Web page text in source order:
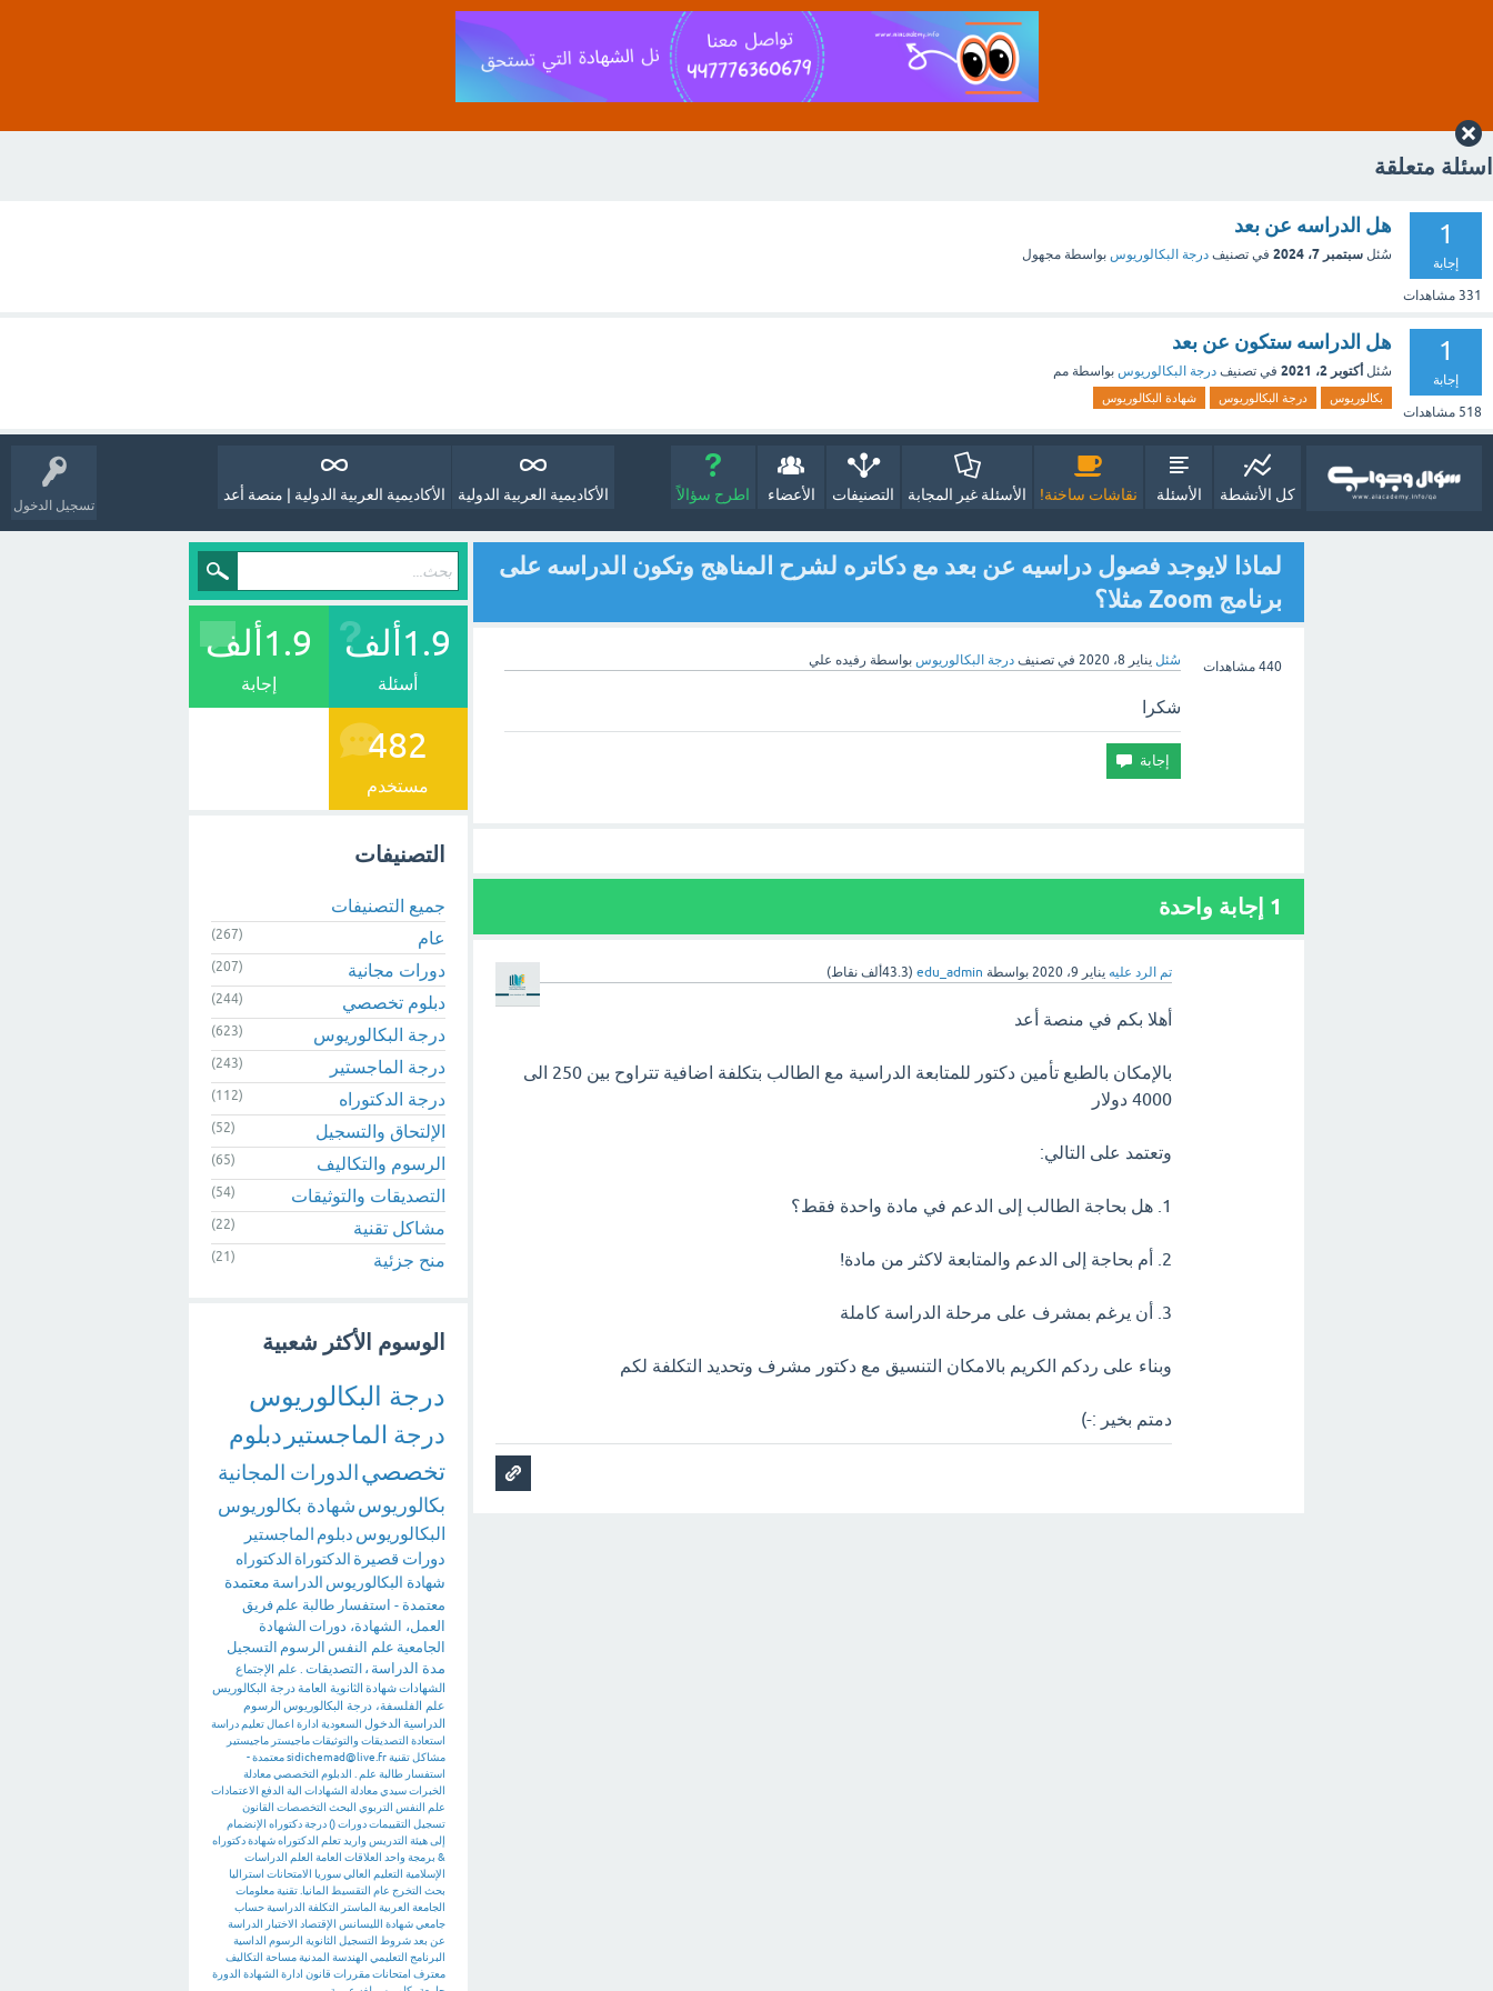
اسئلة متعلقة
1
إجابة
331 مشاهدات
هل الدراسه عن بعد
سُئل سبتمبر 7، 2024 في تصنيف درجة البكالوريوس بواسطة مجهول
1
إجابة
518 مشاهدات
هل الدراسه ستكون عن بعد
سُئل أكتوبر 2، 2021 في تصنيف درجة البكالوريوس بواسطة مم
بكالوريوس درجة البكالوريوس شهادة البكالوريوس
تسجيل الدخول
كل الأنشطة الأسئلة نقاشات ساخنة! الأسئلة غير المجابة التصنيفات الأعضاء اطرح سؤالاً الأكاديمية العربية الدولية | منصة أعد الأكاديمية العربية الدولية
لماذا لايوجد فصول دراسيه عن بعد مع دكاتره لشرح المناهج وتكون الدراسه على
برنامج Zoom مثلا؟
440 مشاهدات سُئل يناير 8، 2020 في تصنيف درجة البكالوريوس بواسطة رفيده علي
شكرا
1 إجابة واحدة
تم الرد عليه يناير 9، 2020 بواسطة edu_admin
(43.3ألف نقاط)
أهلا بكم في منصة أعد
بالإمكان بالطبع تأمين دكتور للمتابعة الدراسية مع الطالب بتكلفة اضافية تتراوح بين 250 الى
4000 دولار
وتعتمد على التالي:
1. هل بحاجة الطالب إلى الدعم في مادة واحدة فقط؟
2. أم بحاجة إلى الدعم والمتابعة لاكثر من مادة!
3. أن يرغم بمشرف على مرحلة الدراسة كاملة
وبناء على ردكم الكريم بالامكان التنسيق مع دكتور مشرف وتحديد التكلفة لكم
دمتم بخير :-)
1.9ألف
أسئلة
1.9ألف
إجابة
482
مستخدم
التصنيفات
جميع التصنيفات
عام
(267)
دورات مجانية (207)
دبلوم تخصصي (244)
درجة البكالوريوس (623)
درجة الماجستير (243)
درجة الدكتوراه (112)
الإلتحاق والتسجيل (52)
الرسوم والتكاليف (65)
التصديقات والتوثيقات (54)
مشاكل تقنية (22)
منح جزئية (21)
الوسوم الأكثر شعبية
درجة البكالوريوس
درجة الماجستير دبلوم
تخصصيالدورات المجانية
بكالوريوس شهادة بكالوريوس
البكالوريوس دبلوم الماجستير
دورات قصيرة الدكتوراة الدكتوراه
شهادة البكالوريوس الدراسة معتمدة
معتمدة - استفسار طالبة علم فريق
العمل، الشهادة، دورات الشهادة
الجامعية علم النفس الرسوم التسجيل
مدة الدراسة ، التصديقات . علم الإجتماع
الشهاداتشهادة الثانوية العامةدرجة البكالوريس
علم الفلسفة، درجة البكالوريوس الرسوم
الدراسية الدخول السعودية ادارة اعمالتعليم دراسة
استعادة التصديقات والتوثيقاتماجيستر ماجيستير
مشاكل تقنيةsidichemad@live.frمعتمدة -
استفسار طالبة علم . الدبلوم التخصصيمعادلة
الخبراتسيديمعادلة الشهادات الية الدفع الاعتمادات
علم النفس التربوي البحث التخصصات القانون
تسجيل التقييماتدورات()درجة دكتوراه الإنضمام
إلى هيئة التدريس واريد تعلم الدكتوراهشهادة دكتوراه
& برمجة واحد العلاقات العامة العلم الدراسات
الإسلامية التعليم العاليسوريا الامتحانات استراليا
بحث التخرج عام التقسيط المانيا. تقنية معلومات
الجامعة العربية الماستر التكلفة الدراسيةحساب
جامعيشهادة الليسانس الإقتصاد الاختبار
الدراسة
عن بعدشروط التسجيل الثانوية الرسوم الداسية
البرنامج التعليمي الهندسة المدنيةمساحة التكاليف
معترف امتحاناتمقررات قانون ادارة الشهادة الدورة